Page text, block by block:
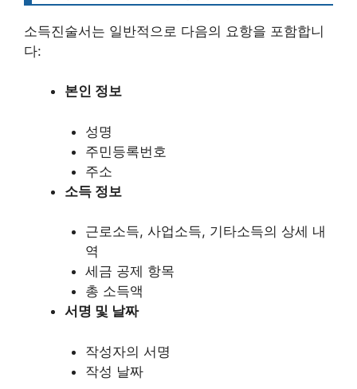
소득진술서는 일반적으로 다음의 요항을 포함합니
다:
본인 정보
성명
주민등록번호
주소
소득 정보
근로소득, 사업소득, 기타소득의 상세 내
역
세금 공제 항목
총 소득액
서명 및 날짜
작성자의 서명
작성 날짜